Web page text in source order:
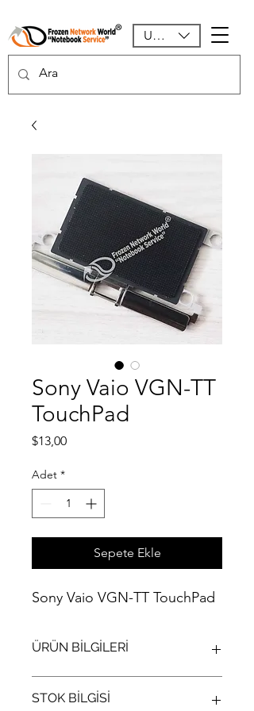
USD ($)
Sony Vaio VGN-TT
TouchPad
$13,00Fiyat
Adet *
Sepete Ekle
Sony Vaio VGN-TT TouchPad
ÜRÜN BİLGİLERİ
STOK BİLGİSİ